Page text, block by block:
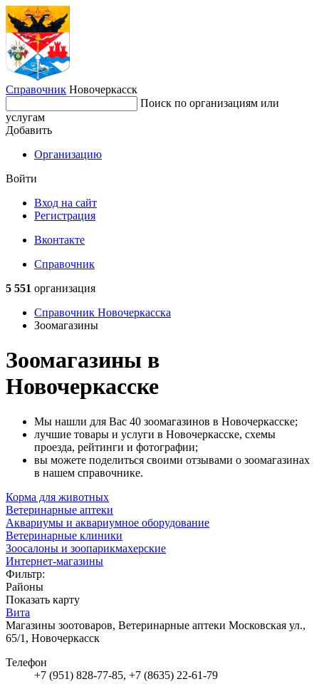
Справочник Новочеркасск
Поиск по организациям или
услугам
Добавить
Организацию
Войти
Вход на сайт
Регистрация
Вконтакте
Справочник
5 551 организация
Справочник Новочеркасска
Зоомагазины
Зоомагазины в
Новочеркасске
Мы нашли для Вас 40 зоомагазинов в Новочеркасске;
лучшие товары и услуги в Новочеркасске, схемы
проезда, рейтинги и фотографии;
вы можете поделиться своими отзывами о зоомагазинах
в нашем справочнике.
Корма для животных
Ветеринарные аптеки
Аквариумы и аквариумное оборудование
Ветеринарные клиники
Зоосалоны и зоопарикмахерские
Интернет-магазины
Фильтр:
Районы
Показать карту
Вита
Магазины зоотоваров, Ветеринарные аптеки Московская ул.,
65/1, Новочеркасск
Телефон
+7 (951) 828-77-85, +7 (8635) 22-61-79